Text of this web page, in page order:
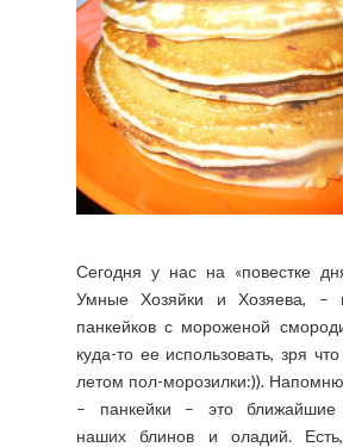
Сегодня у нас на «повестке
Умные Хозяйки и Хозяева, –
панкейков с мороженой
куда-то ее использовать, зря
летом пол-морозилки:)).
– панкейки – это ближайшие
наших блинов и оладий.